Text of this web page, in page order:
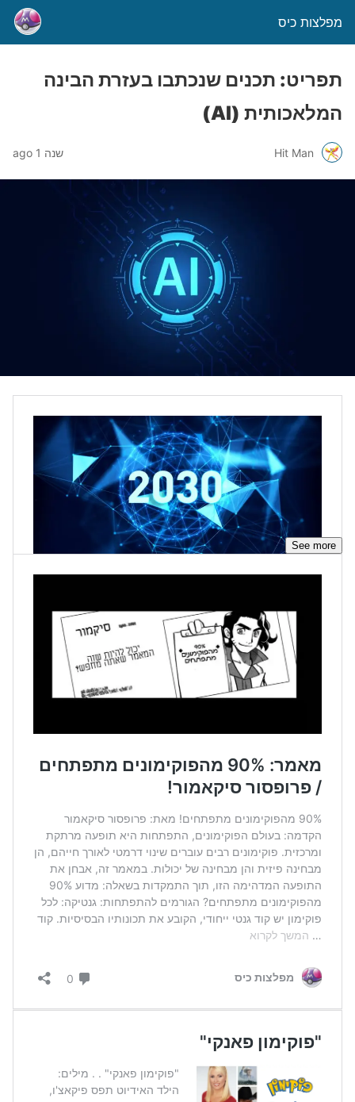
מפלצות כיס
תפריט: תכנים שנכתבו בעזרת הבינה
המלאכותית (AI)
Hit Man שנה 1 ago
See more